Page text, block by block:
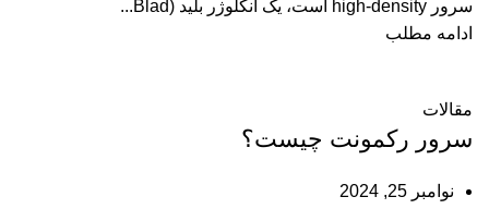
سرور high-density است، یک انکلوژر بلید (Blad...
ادامه مطلب
مقالات
سرور رکمونت چیست؟
نوامبر 25, 2024